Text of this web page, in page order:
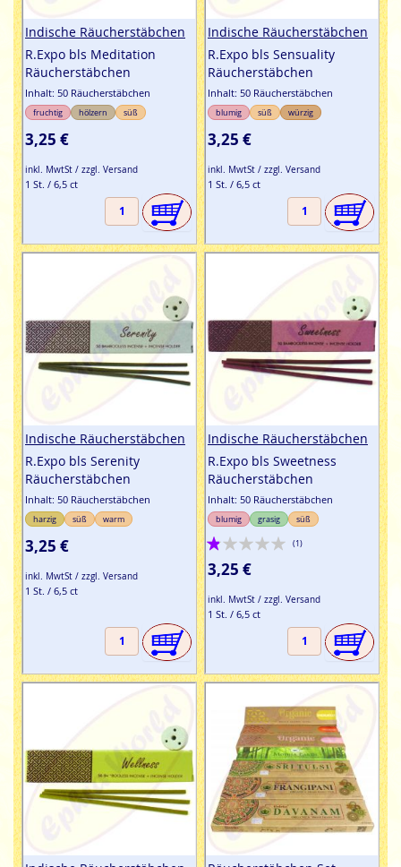
Indische Räucherstäbchen
R.Expo bls Meditation
Räucherstäbchen
Inhalt: 50 Räucherstäbchen
fruchtig hölzern süß
3,25 €
inkl. MwtSt / zzgl. Versand
1 St. / 6,5 ct
Indische Räucherstäbchen
R.Expo bls Sensuality
Räucherstäbchen
Inhalt: 50 Räucherstäbchen
blumig süß würzig
3,25 €
inkl. MwtSt / zzgl. Versand
1 St. / 6,5 ct
Indische Räucherstäbchen
R.Expo bls Serenity
Räucherstäbchen
Inhalt: 50 Räucherstäbchen
harzig süß warm
3,25 €
inkl. MwtSt / zzgl. Versand
1 St. / 6,5 ct
Indische Räucherstäbchen
R.Expo bls Sweetness
Räucherstäbchen
Inhalt: 50 Räucherstäbchen
blumig grasig süß
Bewertung:
20%
(1)
3,25 €
inkl. MwtSt / zzgl. Versand
1 St. / 6,5 ct